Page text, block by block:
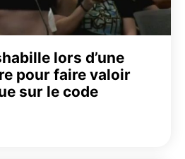
lors d’une
pour faire valoir
sur le code